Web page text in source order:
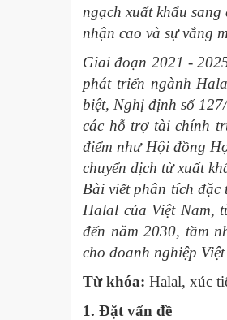
ngạch xuất khẩu
nhận cao và sự vắng
Giai đoạn 2021 -
phát triển ngành
biệt, Nghị định số
các hỗ trợ tài chính
điểm như Hội đồng
chuyển dịch từ xuất
Bài viết phân tích
Halal của Việt Nam,
đến năm 2030, tầm
cho doanh nghiệp
Từ khóa: Halal, xúc
1. Đặt vấn đề